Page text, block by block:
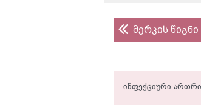
მერკის წიგნი
ინფექციური